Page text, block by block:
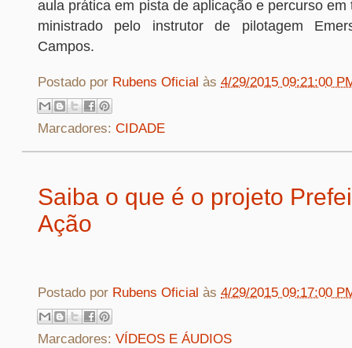
aula prática em pista de aplicação e percurso
ministrado pelo instrutor de pilotagem
Campos.
Postado por Rubens Oficial às 4/29/2015 09:21:00
Marcadores: CIDADE
Saiba o que é o projeto
Ação
Postado por Rubens Oficial às 4/29/2015 09:17:00
Marcadores: VÍDEOS E ÁUDIOS